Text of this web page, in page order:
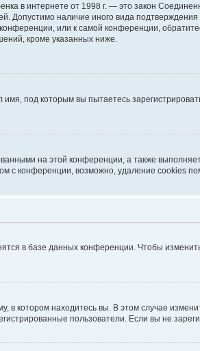
в интернете от 1998 г. — это закон
Допустимо наличие иного вида
или к самой конференции,
кроме указанных ниже.
под которым вы пытаетесь
на этой конференции, а также
с конференции, возможно, удаление cookies
в базе данных конференции. Чтобы
котором находитесь вы. В этом случае
пользователи. Если вы не